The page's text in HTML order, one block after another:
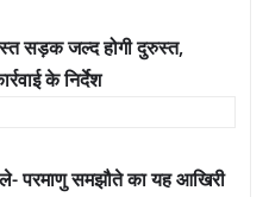
सड़क जल्द होगी दुरुस्त,
के निर्देश
परमाणु समझौते का यह आखिरी